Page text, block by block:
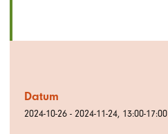
Datum
2024-10-26 - 2024-11-24, 13:00-17:00